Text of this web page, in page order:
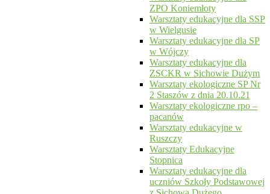
ZPO Koniemłoty
Warsztaty edukacyjne dla SSP
w Wielgusie
Warsztaty edukacyjne dla SP
w Wójczy
Warsztaty edukacyjne dla
ZSCKR w Sichowie Dużym
Warsztaty ekologiczne SP Nr
2 Staszów z dnia 20.10.21
Warsztaty ekologiczne rpo –
pacanów
Warsztaty edukacyjne w
Ruszczy
Warsztaty Edukacyjne
Stopnica
Warsztaty edukacyjne dla
uczniów Szkoły Podstawowej